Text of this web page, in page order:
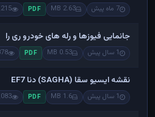
7 ماه پیش 2.63 MB
PDF
جانمایی فیوزها و رله های خودرو ری را
1 سال پیش 0.53 MB
PDF
نقشه ایسیو سقا (SAGHA) دنا EF7
1 سال پیش 1.6 MB
PDF